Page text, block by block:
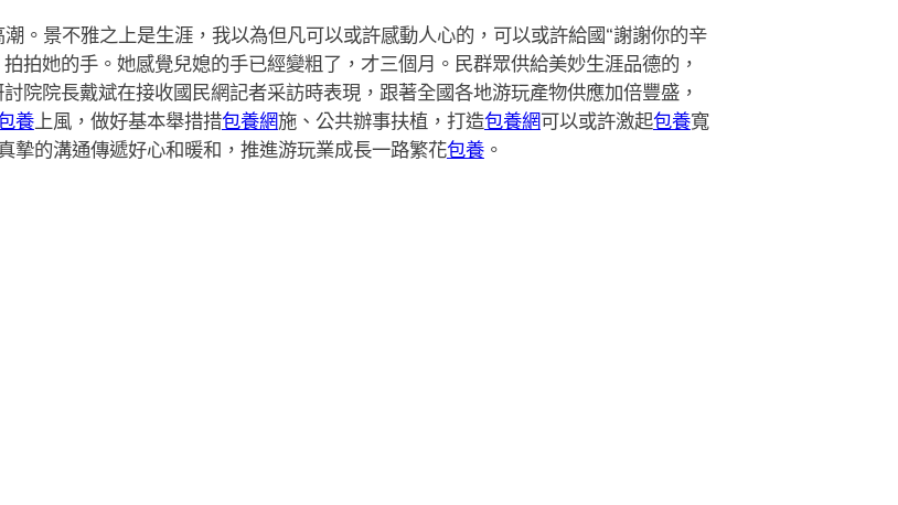
。景不雅之上是生涯，我以為但凡可以或許感動人心的，可以或許給國“謝謝你的辛
拍她的手。她感覺兒媳的手已經變粗了，才三個月。民群眾供給美妙生涯品德的，
討院院長戴斌在接收國民網記者采訪時表現，跟著全國各地游玩產物供應加倍豐盛，
養上風，做好基本舉措措包養網施、公共辦事扶植，打造包養網可以或許激起包養寬
摯的溝通傳遞好心和暖和，推進游玩業成長一路繁花包養。